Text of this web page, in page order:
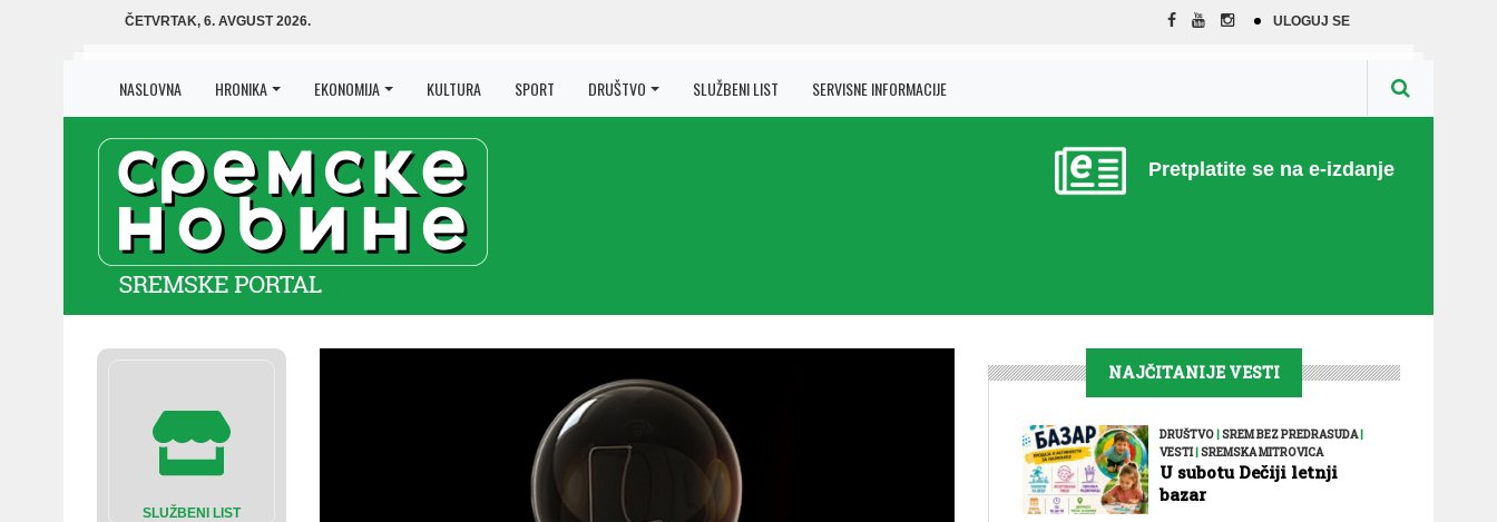
ČETVRTAK, 6. AVGUST 2026. ULOGUJ SE
NASLOVNA HRONIKA EKONOMIJA KULTURA SPORT DRUŠTVO SLUŽBENI LIST SERVISNE INFORMACIJE
Pretplatite se na e-izdanje
SLUŽBENI LIST
NAJČITANIJE VESTI
DRUŠTVO|SREM BEZ PREDRASUDA|
VESTI|SREMSKA MITROVICA
U subotu Dečiji letnji
bazar